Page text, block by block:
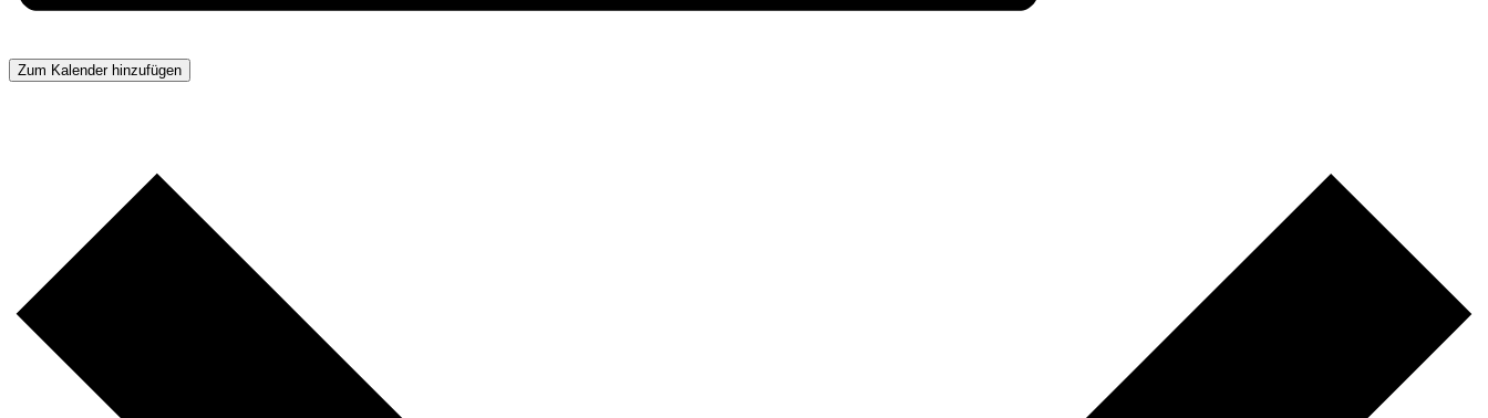
Zum Kalender hinzufügen